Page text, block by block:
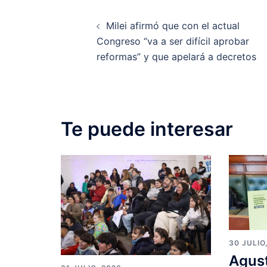
navigation
Milei afirmó que con el actual
Congreso “va a ser difícil aprobar
reformas” y que apelará a decretos
Te puede interesar
30